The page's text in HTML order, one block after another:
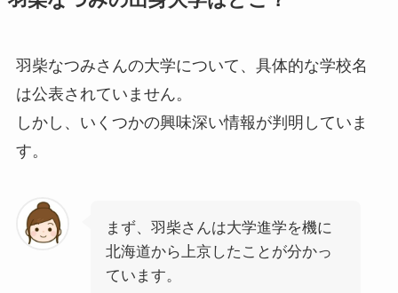
羽柴なつみさんの大学について、具体的な学校名
は公表されていません。
しかし、いくつかの興味深い情報が判明していま
す。
まず、羽柴さんは大学進学を機に
北海道から上京したことが分かっ
ています。